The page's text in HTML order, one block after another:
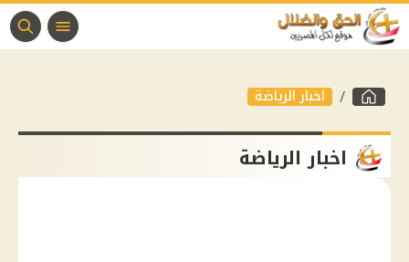
اخبار الرياضة
اخبار الرياضة